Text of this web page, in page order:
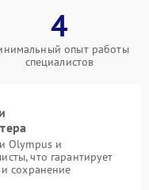
4
опыт работы
специалистов
Olympus и
что гарантирует
сохранение